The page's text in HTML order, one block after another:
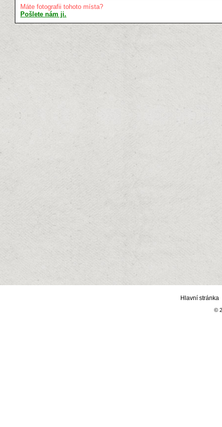
Máte fotografii tohoto místa?
Pošlete nám ji.
Hlavní stránka
©